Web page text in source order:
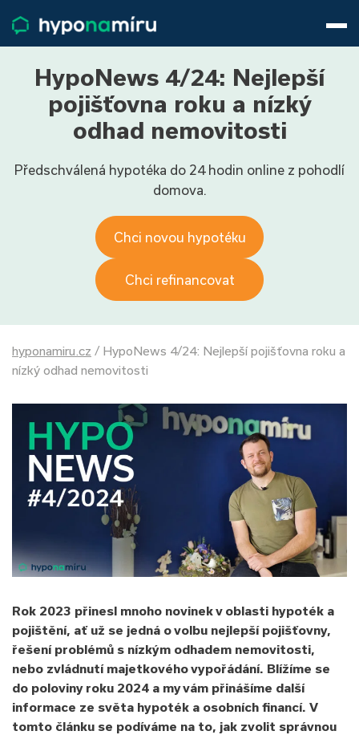
Životní pojištění
Pojištění nemovitosti
Články
O nás
Přihlásit
HypoNews 4/24: Nejlepší
pojišťovna roku a nízký
odhad nemovitosti
Předschválená hypotéka do 24 hodin online z pohodlí
domova.
Chci novou hypotéku
Chci refinancovat
hyponamiru.cz / HypoNews 4/24: Nejlepší pojišťovna roku a
nízký odhad nemovitosti
Rok 2023 přinesl mnoho novinek v oblasti hypoték a
pojištění, ať už se jedná o volbu nejlepší pojišťovny,
řešení problémů s nízkým odhadem nemovitosti,
nebo zvládnutí majetkového vypořádání. Blížíme se
do poloviny roku 2024 a my vám přinášíme další
informace ze světa hypoték a osobních financí. V
tomto článku se podíváme na to, jak zvolit správnou